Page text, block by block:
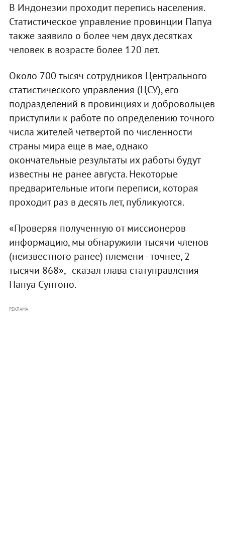
В Индонезии проходит перепись населения.
Статистическое управление провинции Папуа
также заявило о более чем двух десятках
человек в возрасте более 120 лет.
Около 700 тысяч сотрудников Центрального
статистического управления (ЦСУ), его
подразделений в провинциях и добровольцев
приступили к работе по определению точного
числа жителей четвертой по численности
страны мира еще в мае, однако
окончательные результаты их работы будут
известны не ранее августа. Некоторые
предварительные итоги переписи, которая
проходит раз в десять лет, публикуются.
«Проверяя полученную от миссионеров
информацию, мы обнаружили тысячи членов
(неизвестного ранее) племени - точнее, 2
тысячи 868», - сказал глава статуправления
Папуа Сунтоно.
РЕКЛАМА